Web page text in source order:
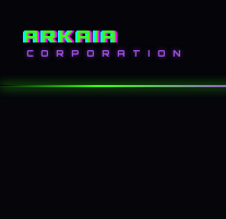
ARKAIA
CORPORATION